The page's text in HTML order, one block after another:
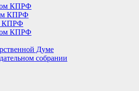
КПРФ
КПРФ
КПРФ
КПРФ
Думе
собрании